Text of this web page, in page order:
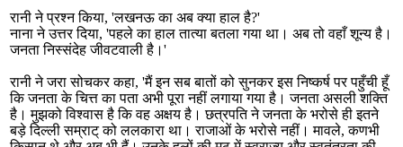
रानी ने प्रश्न किया, 'लखनऊ का अब क्या हाल है?'
नाना ने उत्तर दिया, 'पहले का हाल तात्या बतला गया था। अब तो वहाँ शून्य है।
जनता निस्संदेह जीवटवाली है।'
रानी ने जरा सोचकर कहा, 'मैं इन सब बातों को सुनकर इस निष्कर्ष पर पहुँची हूँ
कि जनता के चित्त का पता अभी पूरा नहीं लगाया गया है। जनता असली शक्ति
है। मुझको विश्वास है कि वह अक्षय है। छत्रपति ने जनता के भरोसे ही इतने
बड़े दिल्ली सम्राट् को ललकारा था। राजाओं के भरोसे नहीं। मावले, कणभी